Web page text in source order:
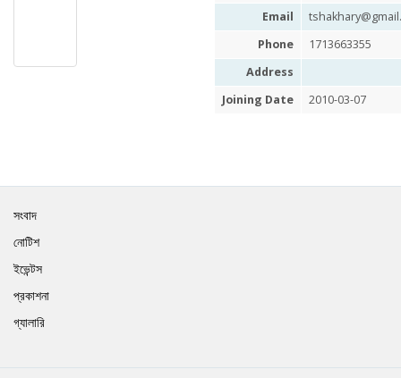
Email
Phone
1713663355
Address
Joining Date
2010-03-07
সংবাদ
নোটিশ
ইভেন্টস
প্রকাশনা
গ্যালারি